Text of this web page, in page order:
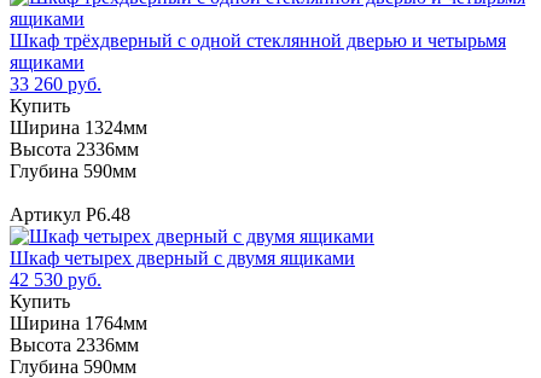
Шкаф трёхдверный с одной стеклянной дверью и четырьмя
ящиками
33 260 руб.
Купить
Ширина 1324мм
Высота 2336мм
Глубина 590мм
Артикул Р6.48
Шкаф четырех дверный с двумя ящиками
42 530 руб.
Купить
Ширина 1764мм
Высота 2336мм
Глубина 590мм